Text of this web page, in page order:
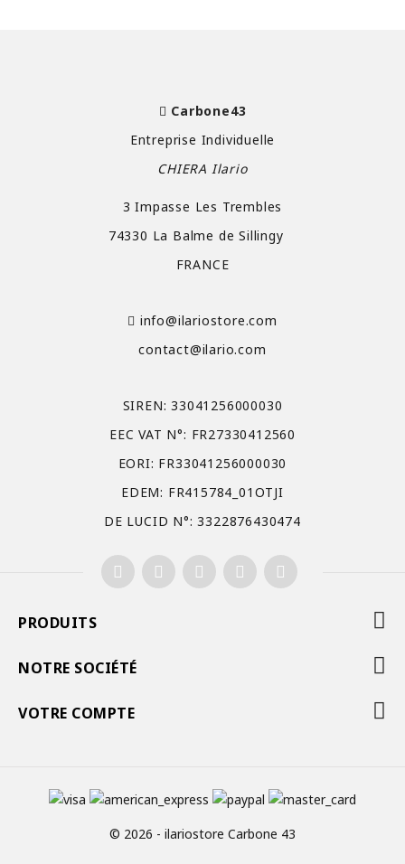
Carbone43
Entreprise Individuelle
CHIERA Ilario
3 Impasse Les Trembles
74330 La Balme de Sillingy
FRANCE
info@ilariostore.com
contact@ilario.com
SIREN: 33041256000030
EEC VAT N°: FR27330412560
EORI: FR33041256000030
EDEM: FR415784_01OTJI
DE LUCID N°: 3322876430474
PRODUITS
NOTRE SOCIÉTÉ
VOTRE COMPTE
© 2026 - ilariostore Carbone 43